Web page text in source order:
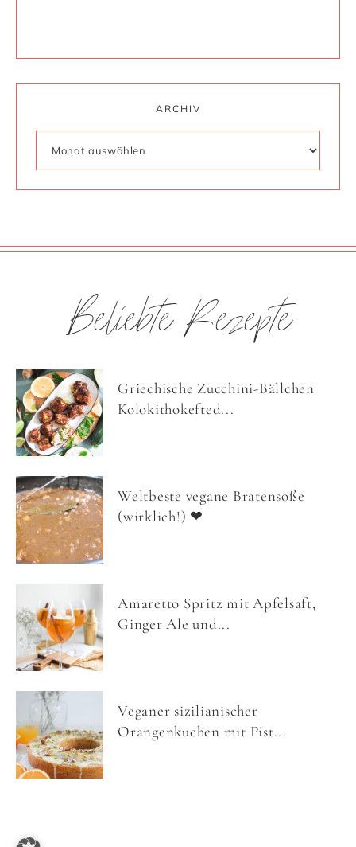
ARCHIV
Beliebte Rezepte
Griechische Zucchini-Bällchen
Kolokithokefted...
Weltbeste vegane Bratensoße
(wirklich!) ❤
Amaretto Spritz mit Apfelsaft,
Ginger Ale und...
Veganer sizilianischer
Orangenkuchen mit Pist...